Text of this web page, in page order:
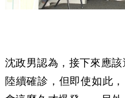
沈政男認為，接下來應
陸續確診，但即使如此